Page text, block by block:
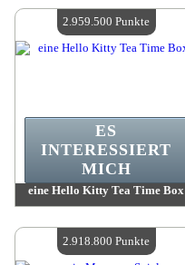
Verfügbare Menge:4
eine Hello Kitty Tea Time Box
Verfügbare Menge:4
ES
INTERESSIERT
MICH
2.959.500 Punkte
2.918.800 Punkte